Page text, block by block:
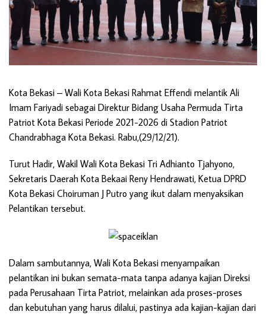
Kota Bekasi – Wali Kota Bekasi Rahmat Effendi melantik Ali
Imam Fariyadi sebagai Direktur Bidang Usaha Permuda Tirta
Patriot Kota Bekasi Periode 2021-2026 di Stadion Patriot
Chandrabhaga Kota Bekasi. Rabu,(29/12/21).
Turut Hadir, Wakil Wali Kota Bekasi Tri Adhianto Tjahyono,
Sekretaris Daerah Kota Bekaai Reny Hendrawati, Ketua DPRD
Kota Bekasi Choiruman J Putro yang ikut dalam menyaksikan
Pelantikan tersebut.
Dalam sambutannya, Wali Kota Bekasi menyampaikan
pelantikan ini bukan semata-mata tanpa adanya kajian Direksi
pada Perusahaan Tirta Patriot, melainkan ada proses-proses
dan kebutuhan yang harus dilalui, pastinya ada kajian-kajian dari